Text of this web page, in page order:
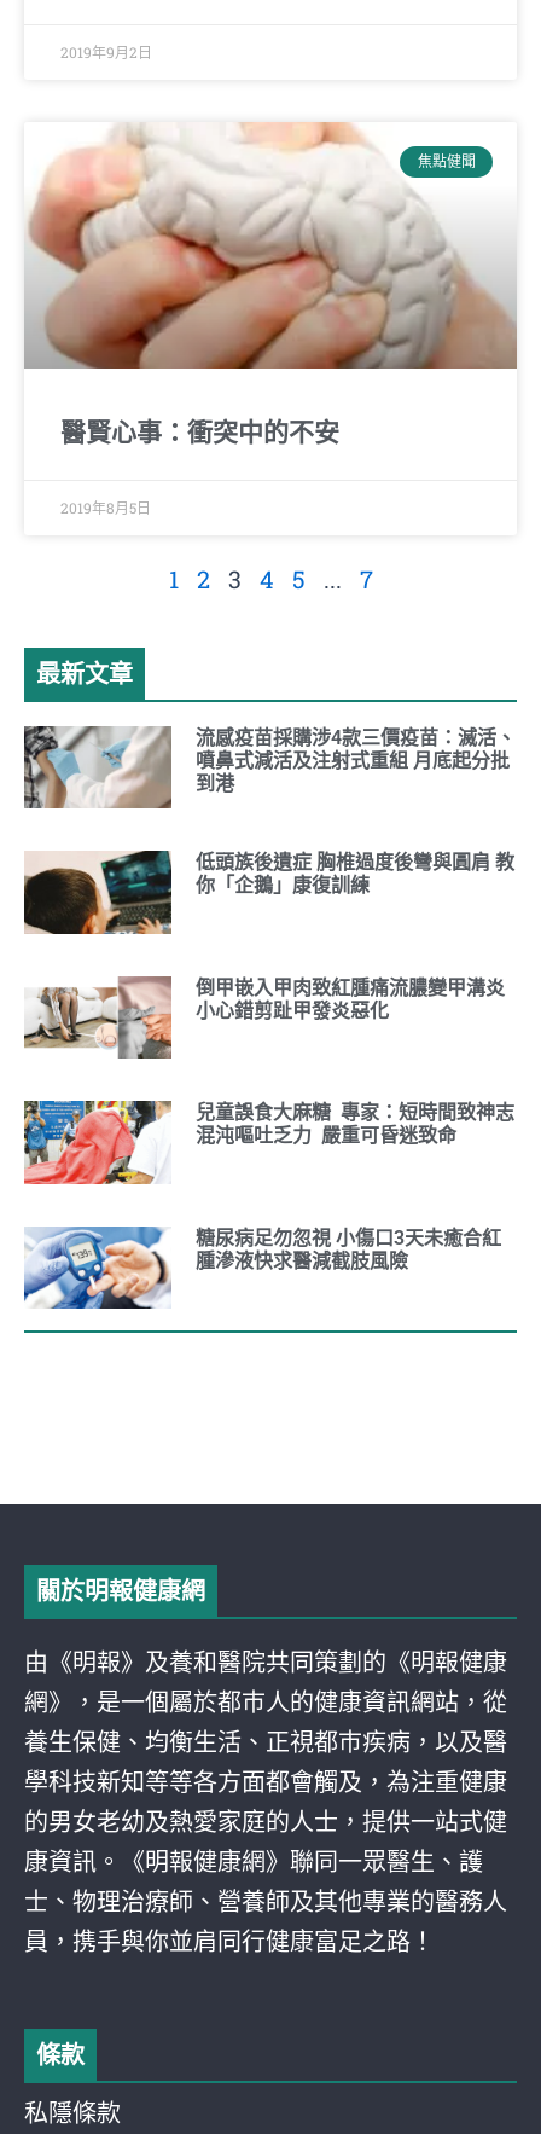
2019年9月2日
焦點健聞
醫賢心事：衝突中的不安
2019年8月5日
1 2 3 4 5 ... 7
最新文章
流感疫苗採購涉4款三價疫苗：滅活、
噴鼻式減活及注射式重組 月底起分批
到港
低頭族後遺症 胸椎過度後彎與圓肩 教
你「企鵝」康復訓練
倒甲嵌入甲肉致紅腫痛流膿變甲溝炎
小心錯剪趾甲發炎惡化
兒童誤食大麻糖 專家：短時間致神志
混沌嘔吐乏力 嚴重可昏迷致命
糖尿病足勿忽視 小傷口3天未癒合紅
腫滲液快求醫減截肢風險
關於明報健康網
由《明報》及養和醫院共同策劃的《明報健康
網》，是一個屬於都巿人的健康資訊網站，從
養生保健、均衡生活、正視都巿疾病，以及醫
學科技新知等等各方面都會觸及，為注重健康
的男女老幼及熱愛家庭的人士，提供一站式健
康資訊。《明報健康網》聯同一眾醫生、護
士、物理治療師、營養師及其他專業的醫務人
員，携手與你並肩同行健康富足之路！
條款
私隱條款